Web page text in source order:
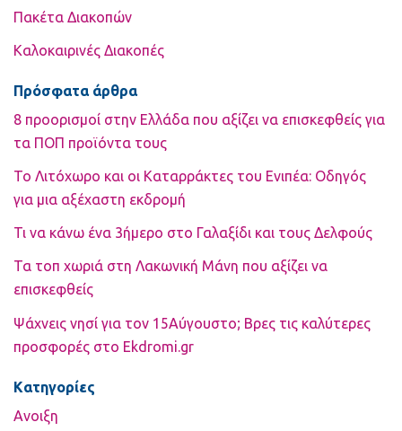
Πακέτα Διακοπών
Καλοκαιρινές Διακοπές
Πρόσφατα άρθρα
8 προορισμοί στην Ελλάδα που αξίζει να επισκεφθείς για
τα ΠΟΠ προϊόντα τους
Το Λιτόχωρο και οι Καταρράκτες του Ενιπέα: Οδηγός
για μια αξέχαστη εκδρομή
Τι να κάνω ένα 3ήμερο στο Γαλαξίδι και τους Δελφούς
Τα τοπ χωριά στη Λακωνική Μάνη που αξίζει να
επισκεφθείς
Ψάχνεις νησί για τον 15Αύγουστο; Βρες τις καλύτερες
προσφορές στο Ekdromi.gr
Kατηγορίες
Ανοιξη